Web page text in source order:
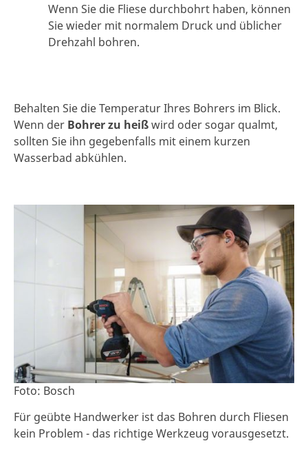
Wenn Sie die Fliese durchbohrt haben, können
Sie wieder mit normalem Druck und üblicher
Drehzahl bohren.
Behalten Sie die Temperatur Ihres Bohrers im Blick.
Wenn der Bohrer zu heißwird oder sogar qualmt,
sollten Sie ihn gegebenfalls mit einem kurzen
Wasserbad abkühlen.
Foto: Bosch
Für geübte Handwerker ist das Bohren durch Fliesen
kein Problem - das richtige Werkzeug vorausgesetzt.